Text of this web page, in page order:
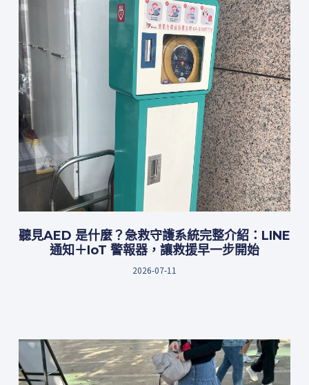
聽見AED 是什麼？急救守護系統完整介紹：LINE
通知＋IoT 警報器，讓救援早一步開始
2026-07-11